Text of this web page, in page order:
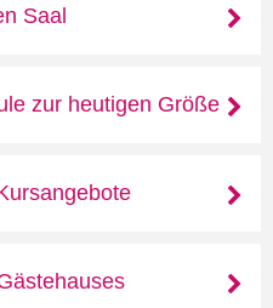
Saal
zur heutigen Größe